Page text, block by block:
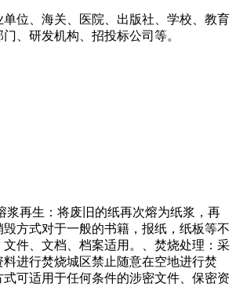
位、海关、医院、出版社、学校、教育
、研发机构、招投标公司等。
浆再生：将废旧的纸再次熔为纸浆，再
方式对于一般的书籍，报纸，纸板等不
件、文档、档案适用。、焚烧处理：采
进行焚烧城区禁止随意在空地进行焚
可适用于任何条件的涉密文件、保密资